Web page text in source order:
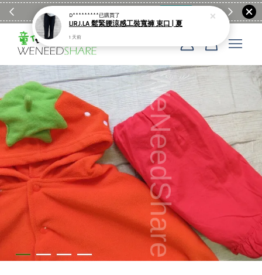
滿$1990送日亞麻棉簡約餐墊 童裝
您的購物車目前還是空的。
繼續購物
D*********已購買了
LIRJ.LA 鬆緊腰涼感工裝寬褲 束口 | 夏
1 天前